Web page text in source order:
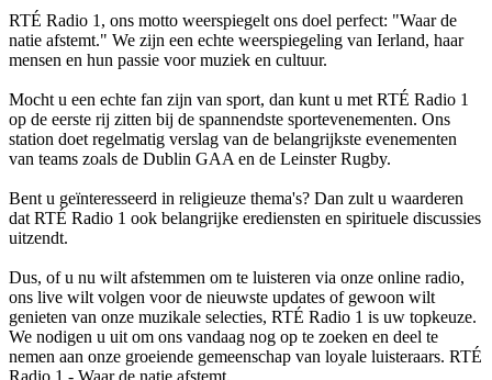
RTÉ Radio 1, ons motto weerspiegelt ons doel perfect: "Waar de
natie afstemt." We zijn een echte weerspiegeling van Ierland, haar
mensen en hun passie voor muziek en cultuur.
Mocht u een echte fan zijn van sport, dan kunt u met RTÉ Radio 1
op de eerste rij zitten bij de spannendste sportevenementen. Ons
station doet regelmatig verslag van de belangrijkste evenementen
van teams zoals de Dublin GAA en de Leinster Rugby.
Bent u geïnteresseerd in religieuze thema's? Dan zult u waarderen
dat RTÉ Radio 1 ook belangrijke erediensten en spirituele discussies
uitzendt.
Dus, of u nu wilt afstemmen om te luisteren via onze online radio,
ons live wilt volgen voor de nieuwste updates of gewoon wilt
genieten van onze muzikale selecties, RTÉ Radio 1 is uw topkeuze.
We nodigen u uit om ons vandaag nog op te zoeken en deel te
nemen aan onze groeiende gemeenschap van loyale luisteraars. RTÉ
Radio 1 - Waar de natie afstemt.